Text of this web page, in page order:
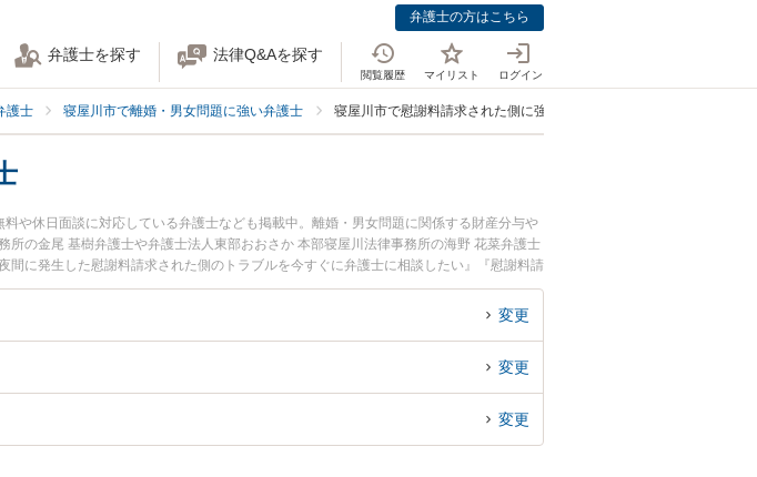
弁護士の方はこちら
弁護士を探す 法律Q&Aを探す
閲覧履歴 マイリスト ログイン
護士 寝屋川市で離婚・男女問題に強い弁護士 寝屋川市で慰謝料請求された側に強い弁護士
や休日面談に対応している弁護士なども掲載中。離婚・男女問題に関係する財産分与や
の金尾 基樹弁護士や弁護士法人東部おおさか 本部寝屋川法律事務所の海野 花菜弁護士
に発生した慰謝料請求された側のトラブルを今すぐに弁護士に相談したい』『慰謝料請
料請求された側を法律相談できる寝屋川市内の弁護士に相談予約したい』などでお困り
変更
変更
変更